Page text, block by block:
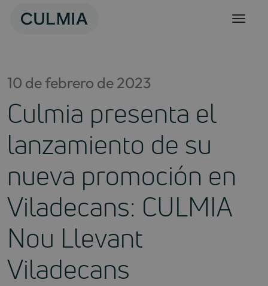
10 de febrero de 2023
Culmia presenta el
lanzamiento de su
nueva promoción en
Viladecans: CULMIA
Nou Llevant
Viladecans